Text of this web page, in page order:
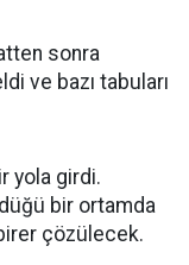
sonra
ve bazı tabuları
yola girdi.
bir ortamda
çözülecek.